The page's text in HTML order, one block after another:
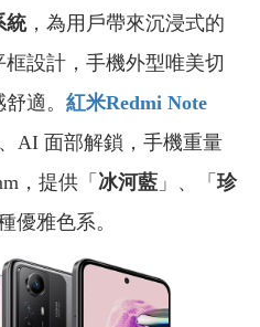
統，為用戶帶來沉浸式的
設計，手機外型唯美切
適。 紅米Redmi Note
AI 面部解鎖，手機重量
，提供「 冰河藍 」、「 珍
優雅色系。